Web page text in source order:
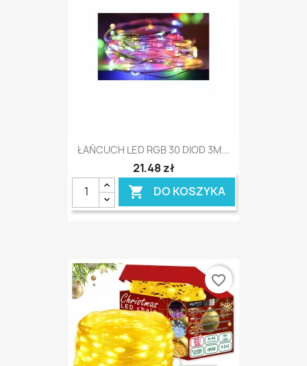
ŁAŃCUCH LED RGB 30 DIOD 3M...
21,48 zł
 DO KOSZYKA
favorite_border